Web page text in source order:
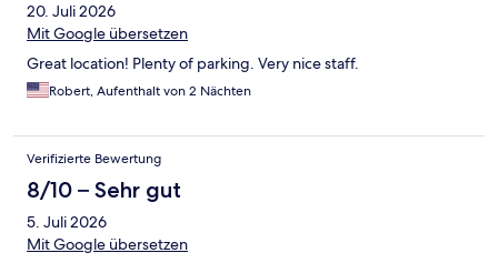
20. Juli 2026
Mit Google übersetzen
Great location! Plenty of parking. Very nice staff.
Robert, Aufenthalt von 2 Nächten
Verifizierte Bewertung
8/10 – Sehr gut
5. Juli 2026
Mit Google übersetzen